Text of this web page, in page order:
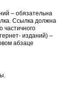
– обязательна
Ссылка должна
частичного
изданий) –
абзаце